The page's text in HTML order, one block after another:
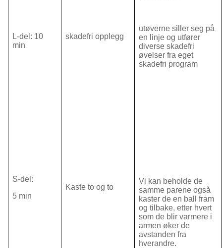
L-del: 10
min
S-del:
5 min
skadefri opplegg
Kaste to og to
utøverne siller seg på
en linje og utfører
diverse skadefri
øvelser fra eget
skadefri program
Vi kan beholde de
samme parene også
kaster de en ball fram
og tilbake, etter hvert
som de blir varmere i
armen øker de
avstanden fra
hverandre.